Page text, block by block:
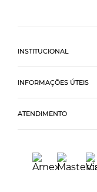
INSTITUCIONAL
INFORMAÇÕES ÚTEIS
ATENDIMENTO